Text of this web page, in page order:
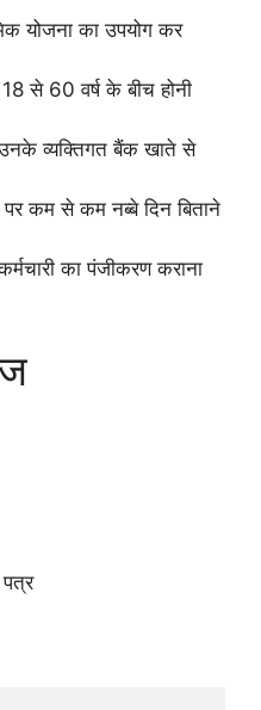
योजना का उपयोग कर
से 60 वर्ष के बीच होनी
उनके व्यक्तिगत बैंक खाते से
पर कम से कम नब्बे दिन बिताने
का पंजीकरण कराना
पत्र